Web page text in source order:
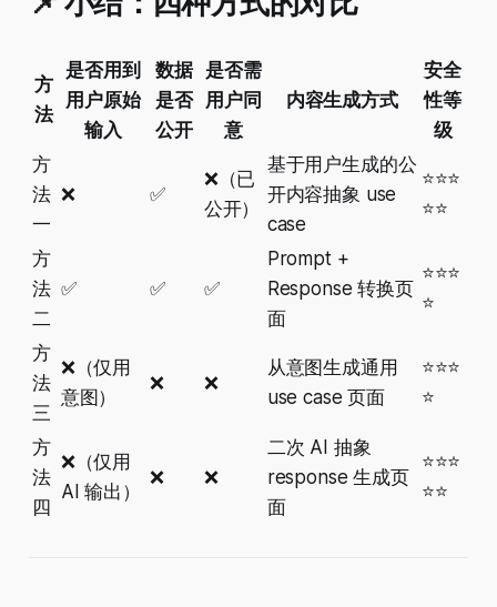
方
法
是否用到
用户原始
输入
数据
是否
公开
是否需
用户同
意
内容生成方式
安全
性等
级
方
法
一
❌ ✅
❌（已
公开）
基于用户生成的公
开内容抽象 use
case
⭐⭐⭐
⭐⭐
方
法
二
✅ ✅ ✅
Prompt +
Response 转换页
面
⭐⭐⭐
⭐
方
法
三
❌（仅用
意图）
❌ ❌
从意图生成通用
use case 页面
⭐⭐⭐
⭐
方
法
四
❌（仅用
AI 输出）
❌ ❌
二次 AI 抽象
response 生成页
面
⭐⭐⭐
⭐⭐